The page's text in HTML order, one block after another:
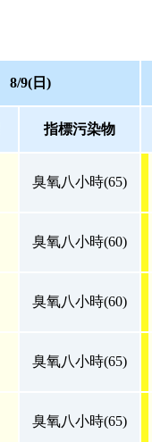
8/9(日)
指標污染物
臭氧八小時(65)
臭氧八小時(60)
臭氧八小時(60)
臭氧八小時(65)
臭氧八小時(65)